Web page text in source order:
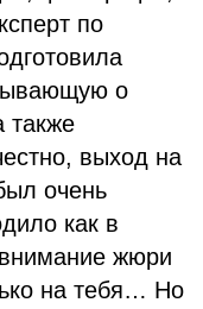
по
о
также
выход на
очень
как в
внимание жюри
на тебя… Но